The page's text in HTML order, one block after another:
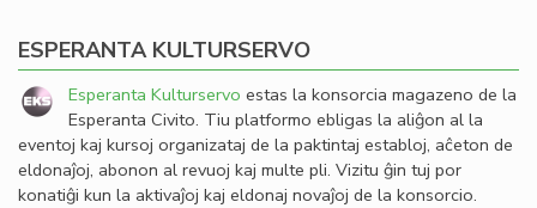
ESPERANTA KULTURSERVO
Esperanta Kulturservo estas la konsorcia magazeno de la
Esperanta Civito. Tiu platformo ebligas la aliĝon al la
eventoj kaj kursoj organizataj de la paktintaj establoj, aĉeton de
eldonaĵoj, abonon al revuoj kaj multe pli. Vizitu ĝin tuj por
konatiĝi kun la aktivaĵoj kaj eldonaj novaĵoj de la konsorcio.